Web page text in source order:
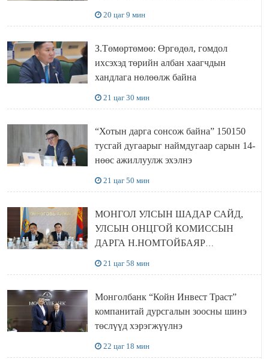
20 цаг 9 мин
З.Төмөртөмөө: Өргөдөл, гомдол
ихсэхэд төрийн албан хаагчдын
хандлага нөлөөлж байна
21 цаг 30 мин
“Хотын дарга сонсож байна” 150150
тусгай дугаарыг наймдугаар сарын 14-
нөөс ажиллуулж эхэлнэ
21 цаг 50 мин
МОНГОЛ УЛСЫН ШАДАР САЙД,
УЛСЫН ОНЦГОЙ КОМИССЫН
ДАРГА Н.НОМТОЙБАЯР
21 цаг 58 мин
Монголбанк “Койн Инвест Траст”
компанитай дурсгалын зоосны шинэ
төслүүд хэрэгжүүлнэ
22 цаг 18 мин